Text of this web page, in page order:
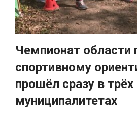
Чемпионат области
спортивному
прошёл сразу в трёх
муниципалитетах